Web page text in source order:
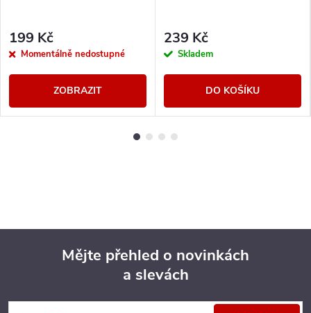
199 Kč
Momentálně nedostupné
ZOBRAZIT
239 Kč
Skladem
DO KOŠÍKU
Mějte přehled o novinkách
a slevách